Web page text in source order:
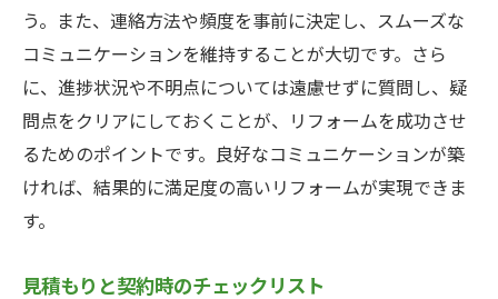
う。また、連絡方法や頻度を事前に決定し、スムーズな
コミュニケーションを維持することが大切です。さら
に、進捗状況や不明点については遠慮せずに質問し、疑
問点をクリアにしておくことが、リフォームを成功させ
るためのポイントです。良好なコミュニケーションが築
ければ、結果的に満足度の高いリフォームが実現できま
す。
見積もりと契約時のチェックリスト